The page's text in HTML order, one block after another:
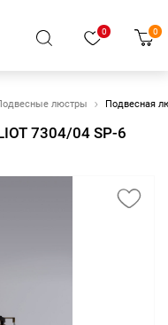
0 0
люстры Подвесная
7304/04 SP-6